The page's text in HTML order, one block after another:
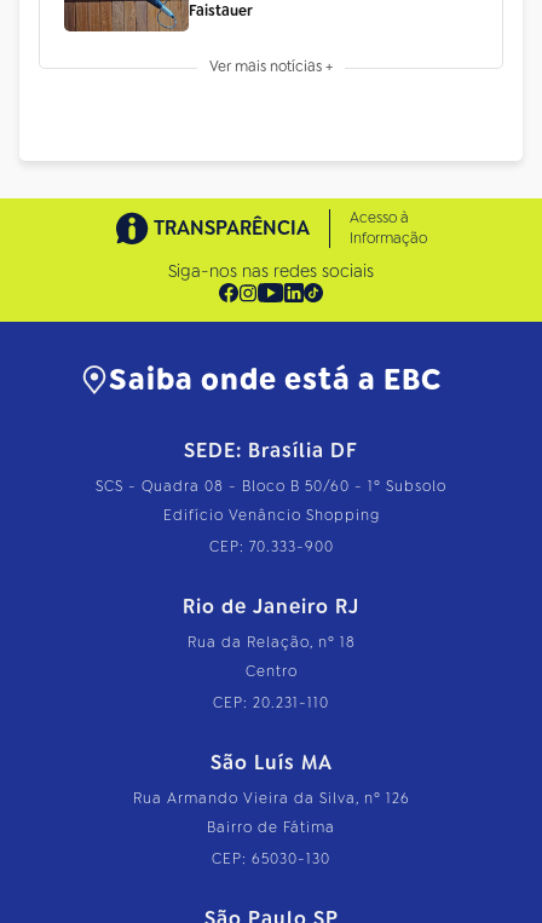
Faistauer
Ver mais notícias +
TRANSPARÊNCIA
Acesso à
Informação
Siga-nos nas redes sociais
Saiba onde está a EBC
SEDE: Brasília DF
SCS - Quadra 08 - Bloco B 50/60 - 1º Subsolo
Edifício Venâncio Shopping
CEP: 70.333-900
Rio de Janeiro RJ
Rua da Relação, nº 18
Centro
CEP: 20.231-110
São Luís MA
Rua Armando Vieira da Silva, nº 126
Bairro de Fátima
CEP: 65030-130